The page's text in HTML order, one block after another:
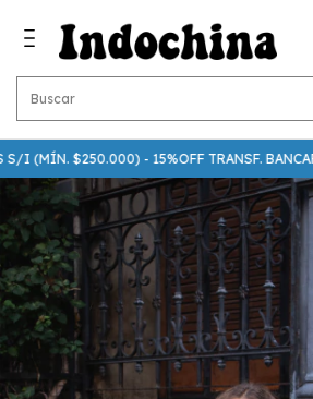
$250.000) - 15%OFF TRANSF. BANCARIA